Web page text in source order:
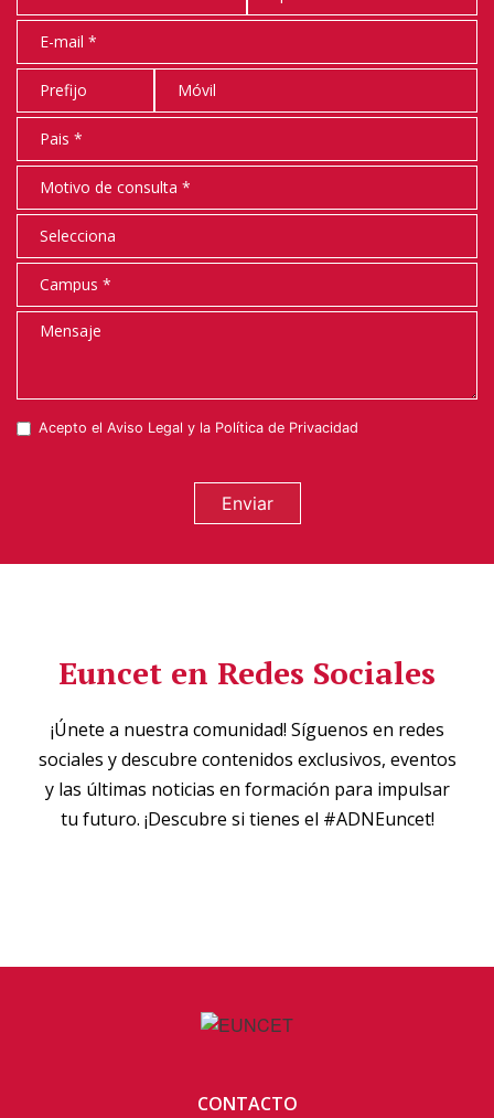
Acepto el Aviso Legal y la Política de Privacidad
Enviar
Euncet en Redes Sociales
¡Únete a nuestra comunidad! Síguenos en redes
sociales y descubre contenidos exclusivos, eventos
y las últimas noticias en formación para impulsar
tu futuro. ¡Descubre si tienes el #ADNEuncet!
CONTACTO